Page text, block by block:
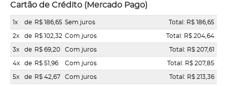
Cartão de Crédito (Mercado Pago)
1x de R$ 186,65 Sem juros Total: R$ 186,65
2x de R$ 102,32 Com juros Total: R$ 204,64
3x de R$ 69,20 Com juros Total: R$ 207,61
4x de R$ 51,96 Com juros Total: R$ 207,85
5x de R$ 42,67 Com juros Total: R$ 213,36